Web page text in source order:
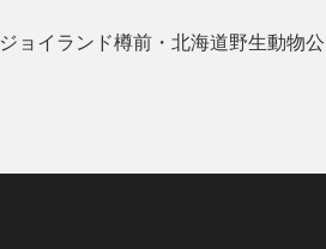
ジョイランド樽前・北海道野生動物